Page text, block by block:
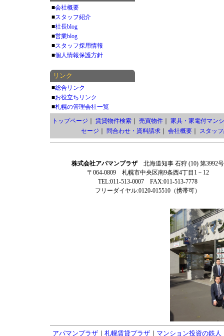
■会社概要
■スタッフ紹介
■社長blog
■営業blog
■スタッフ採用情報
■個人情報保護方針
リンク
■総合リンク
■お役立ちリンク
■札幌の管理会社一覧
トップページ
賃貸物件検索｜ 売買物件｜ 家具・家電付マン
セージ
問合わせ・資料請求｜ 会社概要｜ スタッ
株式会社アパマンプラザ北海道知事 石狩 (10) 第3992号
〒064-0809 札幌市中央区南9条西4丁目1－12
TEL:011-513-0007 FAX:011-513-7778
フリーダイヤル:0120-015510（携帯可）
アパマンプラザ ｜ 札幌賃貸プラザ ｜ マンション投資の鉄人